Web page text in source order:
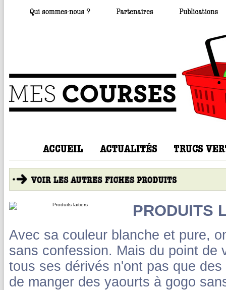
PRODUITS
Avec sa couleur blanche et pure,
sans confession. Mais du point de
tous ses dérivés n'ont pas que
de manger des yaourts à gogo